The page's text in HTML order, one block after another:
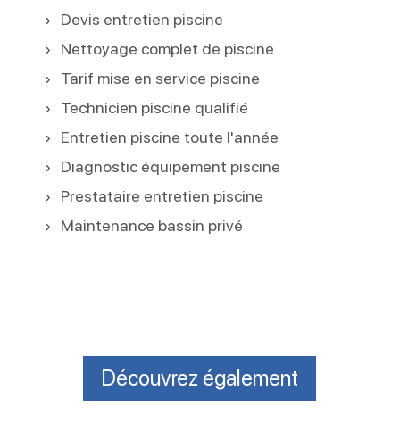
Devis entretien piscine
Nettoyage complet de piscine
Tarif mise en service piscine
Technicien piscine qualifié
Entretien piscine toute l'année
Diagnostic équipement piscine
Prestataire entretien piscine
Maintenance bassin privé
Découvrez également